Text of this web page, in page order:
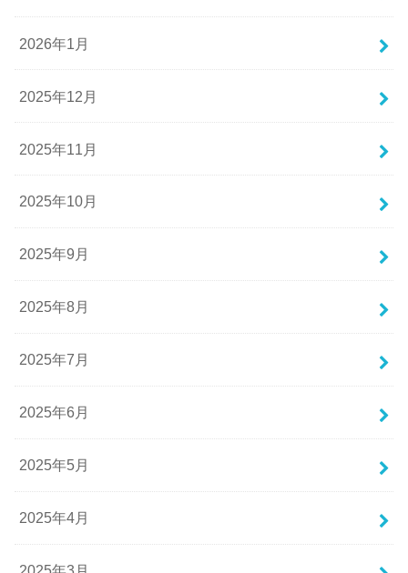
2026年1月
2025年12月
2025年11月
2025年10月
2025年9月
2025年8月
2025年7月
2025年6月
2025年5月
2025年4月